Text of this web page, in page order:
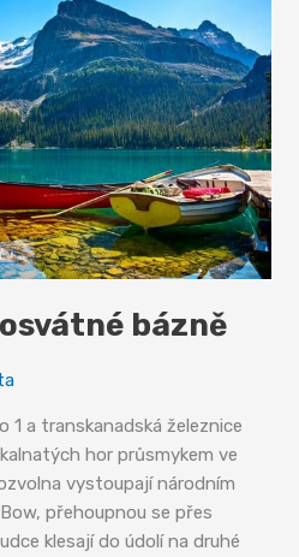
bázně
1 a transkanadská železnice
hor průsmykem ve
vystoupají národním
přehoupnou se přes
klesají do údolí na druhé